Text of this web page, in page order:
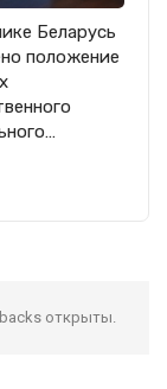
Беларусь
положение
открыты.